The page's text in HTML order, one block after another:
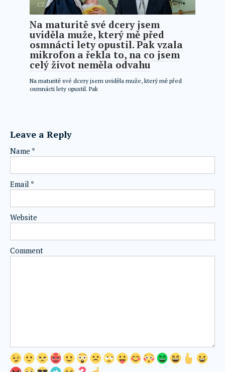
CZ 0
Na maturitě své dcery jsem
uviděla muže, který mě před
osmnácti lety opustil. Pak vzala
mikrofon a řekla to, na co jsem
celý život neměla odvahu
Na maturitě své dcery jsem uviděla muže, který mě před
osmnácti lety opustil. Pak
Leave a Reply
Name *
Email *
Website
Comment